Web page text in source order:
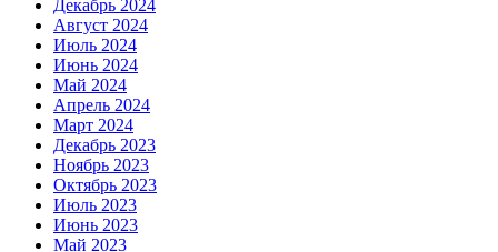
Декабрь 2024
Август 2024
Июль 2024
Июнь 2024
Май 2024
Апрель 2024
Март 2024
Декабрь 2023
Ноябрь 2023
Октябрь 2023
Июль 2023
Июнь 2023
Май 2023